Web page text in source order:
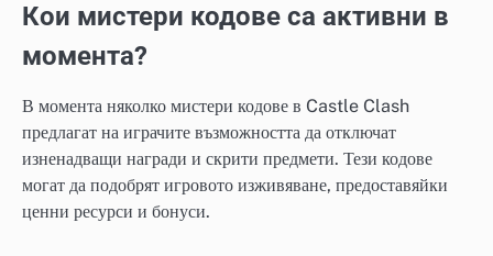
Кои мистери кодове са активни в
момента?
В момента няколко мистери кодове в Castle Clash
предлагат на играчите възможността да отключат
изненадващи награди и скрити предмети. Тези кодове
могат да подобрят игровото изживяване, предоставяйки
ценни ресурси и бонуси.